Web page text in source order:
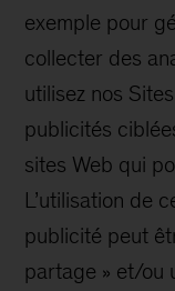
exemple pour
collecter des
utilisez nos
publicités
sites Web qui
L’utilisation de
publicité peut
partage » et/ou